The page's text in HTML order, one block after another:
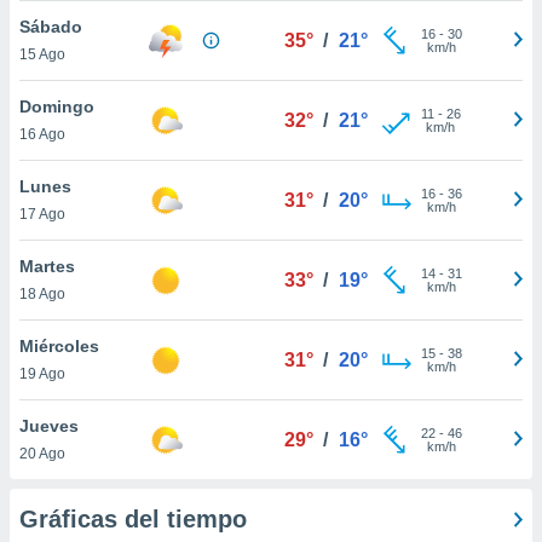
en
más
y
de
aceptar
Sábado
15 Ago
35° / 21° 16- 30
km/h
Domingo
16 Ago
32° / 21° 11 - 26
km/h
Lunes
17 Ago
31° / 20° 16- 36
km/h
Martes
18 Ago
33° / 19° 14- 31
km/h
Miércoles
19 Ago
31° / 20° 15- 38
km/h
Jueves
20 Ago
29° / 16° 22- 46
km/h
Gráficas del tiempo